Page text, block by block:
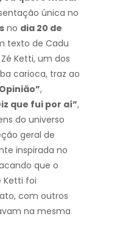
única no
no dia 20 de
texto de Cadu
Ketti, um dos
carioca, traz ao
,
que fui por aí”,
do universo
geral de
inspirada no
que o
Ketti foi
com outros
na mesma